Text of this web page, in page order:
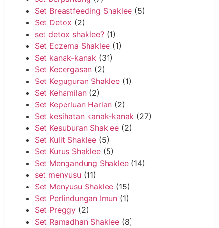
Set Breastfeeding Shaklee (5)
Set Detox (2)
set detox shaklee? (1)
Set Eczema Shaklee (1)
Set kanak-kanak (31)
Set Kecergasan (2)
Set Keguguran Shaklee (1)
Set Kehamilan (2)
Set Keperluan Harian (2)
Set kesihatan kanak-kanak (27)
Set Kesuburan Shaklee (2)
Set Kulit Shaklee (5)
Set Kurus Shaklee (5)
Set Mengandung Shaklee (14)
set menyusu (11)
Set Menyusu Shaklee (15)
Set Perlindungan Imun (1)
Set Preggy (2)
Set Ramadhan Shaklee (8)